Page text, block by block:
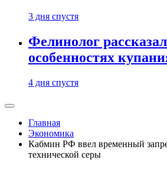
3 дня спустя
Фелинолог
особенностях
4 дня спустя
Главная
Экономика
Кабмин РФ ввел временный
технической серы